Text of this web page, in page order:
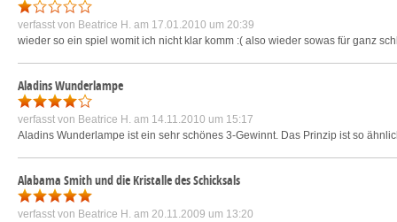
verfasst von Beatrice H. am 17.01.2010 um 20:39
wieder so ein spiel womit ich nicht klar komm :( also wieder sowas für ganz
Aladins Wunderlampe
verfasst von Beatrice H. am 14.11.2010 um 15:17
Aladins Wunderlampe ist ein sehr schönes 3-Gewinnt. Das Prinzip ist so
Alabama Smith und die Kristalle des Schicksals
verfasst von Beatrice H. am 20.11.2009 um 13:20